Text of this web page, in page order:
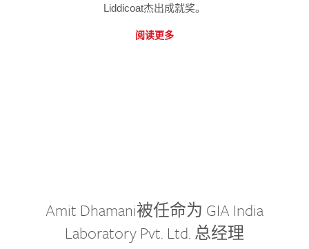
Liddicoat杰出成就奖。
阅读更多
Amit Dhamani被任命为 GIA India
Laboratory Pvt. Ltd. 总经理